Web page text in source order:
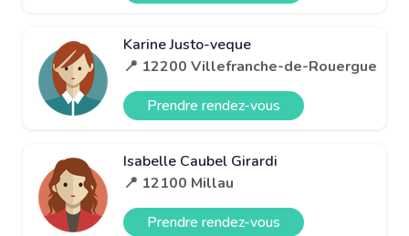
Karine Justo-veque
📍 12200 Villefranche-de-Rouergue
Prendre rendez-vous
Isabelle Caubel Girardi
📍 12100 Millau
Prendre rendez-vous